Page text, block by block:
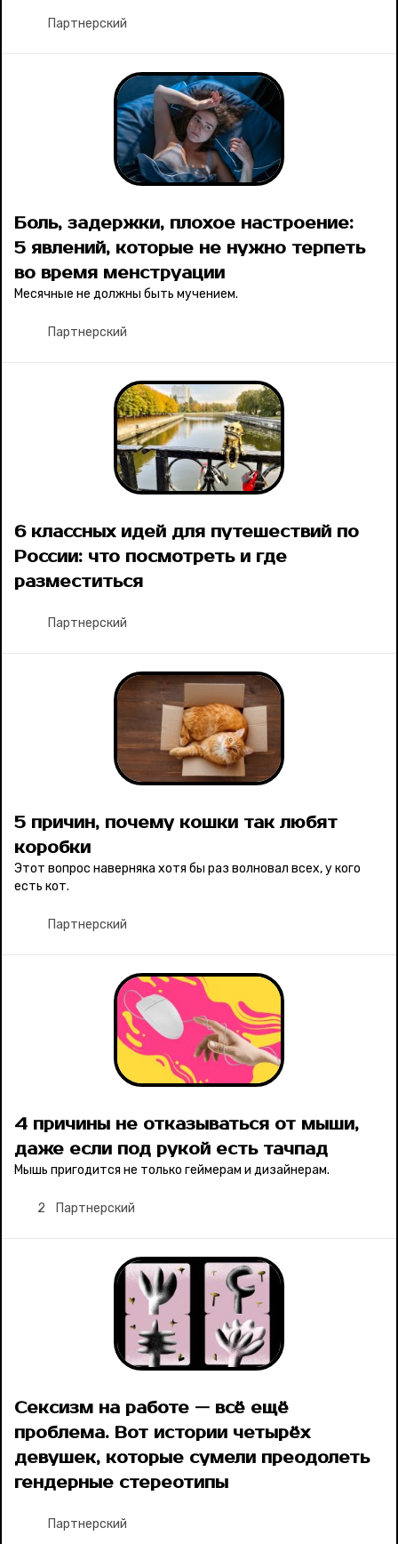
Партнерский
Боль, задержки, плохое настроение:
5 явлений, которые не нужно терпеть
во время менструации
Месячные не должны быть мучением.
Партнерский
6 классных идей для путешествий по
России: что посмотреть и где
разместиться
Партнерский
5 причин, почему кошки так любят
коробки
Этот вопрос наверняка хотя бы раз волновал всех, у кого
есть кот.
Партнерский
4 причины не отказываться от мыши,
даже если под рукой есть тачпад
Мышь пригодится не только геймерам и дизайнерам.
2 Партнерский
Сексизм на работе — всё ещё
проблема. Вот истории четырёх
девушек, которые сумели преодолеть
гендерные стереотипы
Партнерский